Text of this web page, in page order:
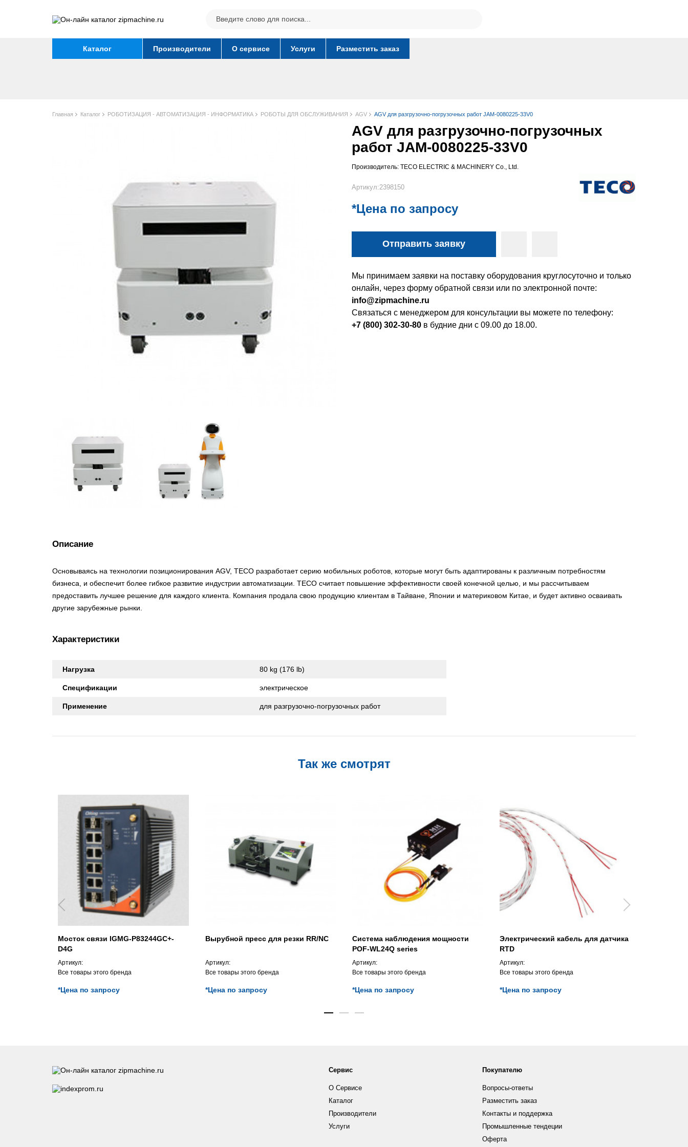
Каталог Производители О сервисе Услуги Разместить заказ
Главная Каталог РОБОТИЗАЦИЯ - АВТОМАТИЗАЦИЯ - ИНФОРМАТИКА РОБОТЫ ДЛЯ ОБСЛУЖИВАНИЯ AGV AGV для разгрузочно-погрузочных работ JAM-0080225-33V0
AGV для разгрузочно-погрузочных
работ JAM-0080225-33V0
Производитель: TECO ELECTRIC & MACHINERY Co., Ltd.
Артикул:2398150
*Цена по запросу
Отправить заявку
Мы принимаем заявки на поставку оборудования круглосуточно и только
онлайн, через форму обратной связи или по электронной почте:
info@zipmachine.ru
Связаться с менеджером для консультации вы можете по телефону:
+7 (800) 302-30-80 в будние дни с 09.00 до 18.00.
Описание
Основываясь на технологии позиционирования AGV, TECO разработает серию мобильных роботов, которые могут быть адаптированы к различным потребностям
бизнеса, и обеспечит более гибкое развитие индустрии автоматизации. TECO считает повышение эффективности своей конечной целью, и мы рассчитываем
предоставить лучшее решение для каждого клиента. Компания продала свою продукцию клиентам в Тайване, Японии и материковом Китае, и будет активно осваивать
другие зарубежные рынки.
Характеристики
Нагрузка 80 kg (176 lb)
Спецификации электрическое
Применение для разгрузочно-погрузочных работ
Так же смотрят
Мосток связи IGMG-P83244GC+-
D4G
Артикул:
Все товары этого бренда
*Цена по запросу
Вырубной пресс для резки RR/NC
Артикул:
Все товары этого бренда
*Цена по запросу
Система наблюдения мощности
POF-WL24Q series
Артикул:
Все товары этого бренда
*Цена по запросу
Электрический кабель для датчика
RTD
Артикул:
Все товары этого бренда
*Цена по запросу
Сервис
О Сервисе
Каталог
Производители
Услуги
Покупателю
Вопросы-ответы
Разместить заказ
Контакты и поддержка
Промышленные тендеции
Оферта